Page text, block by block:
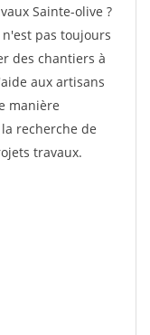
Sainte-olive ?
pas toujours
des chantiers à
aux artisans
manière
recherche de
travaux.